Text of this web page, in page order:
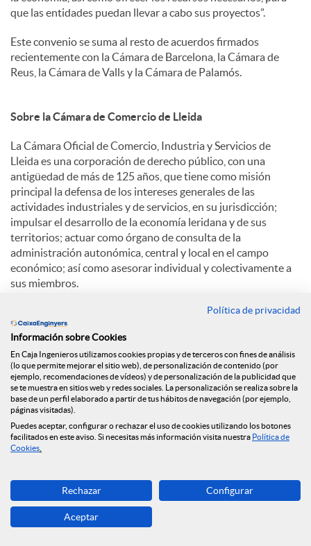
que las entidades puedan llevar a cabo sus proyectos”.
Este convenio se suma al resto de acuerdos firmados
recientemente con la Cámara de Barcelona, la Cámara de
Reus, la Cámara de Valls y la Cámara de Palamós.
Sobre la Cámara de Comercio de Lleida
La Cámara Oficial de Comercio, Industria y Servicios de
Lleida es una corporación de derecho público, con una
antigüedad de más de 125 años, que tiene como misión
principal la defensa de los intereses generales de las
actividades industriales y de servicios, en su jurisdicción;
impulsar el desarrollo de la economía leridana y de sus
territorios; actuar como órgano de consulta de la
administración autonómica, central y local en el campo
económico; así como asesorar individual y colectivamente a
sus miembros.
La Cámara de Comercio de Lleida está integrada por todas
las personas, naturales y jurídicas, que ejerzan su actividad
mercantil, industrial o de servicios en la demarcación de la
Cámara, que alcanza todo el territorio de las comarcas de
Lleida a excepción de los municipios que dependen
territorialmente de la Cámara de Comercio y Industria de
Tàrrega. Estos electores tienen derecho a participar a ser
presentación de la Corporación, que es el Pleno.
destacan: intervenir como árbitro de equidad en litigios;
crear o administrar entidades impulsoras del desarrollo
económico; potenciar la exportación; estimular la
investigación; participar en sociedades de desarrollo;
Política de privacidad
Información sobre Cookies
En Caja Ingenieros utilizamos cookies propias y de terceros con fines de análisis
(lo que permite mejorar el sitio web), de personalización de contenido (por
ejemplo, recomendaciones de vídeos) y de personalización de la publicidad que
se te muestra en sitios web y redes sociales. La personalización se realiza sobre la
base de un perfil elaborado a partir de tus hábitos de navegación (por ejemplo,
páginas visitadas).
Puedes aceptar, configurar o rechazar el uso de cookies utilizando los botones
facilitados en este aviso. Si necesitas más información visita nuestra Política de
Cookies
Rechazar Configurar
Aceptar